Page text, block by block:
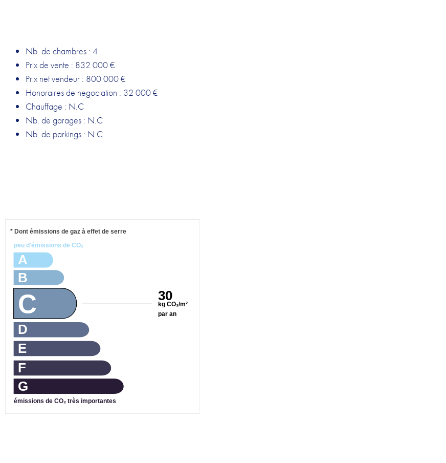
Nb. de chambres : 4
Prix de vente : 832 000 €
Prix net vendeur : 800 000 €
Honoraires de negociation : 32 000 €
Chauffage : N.C
Nb. de garages : N.C
Nb. de parkings : N.C
30
kg CO₂/m²
par an
A
B
C
D
E
F
G
émissions de CO₂ très importantes
peu d'émissions de CO₂
* Dont émissions de gaz à effet de serre